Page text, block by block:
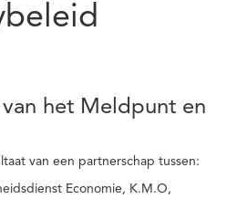
het Meldpunt en
van een partnerschap tussen:
Economie, K.M.O,